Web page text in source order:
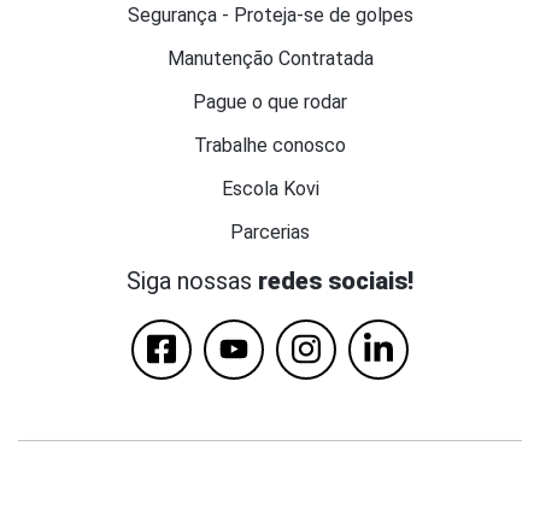
Segurança - Proteja-se de golpes
Manutenção Contratada
Pague o que rodar
Trabalhe conosco
Escola Kovi
Parcerias
Siga nossas redes sociais!